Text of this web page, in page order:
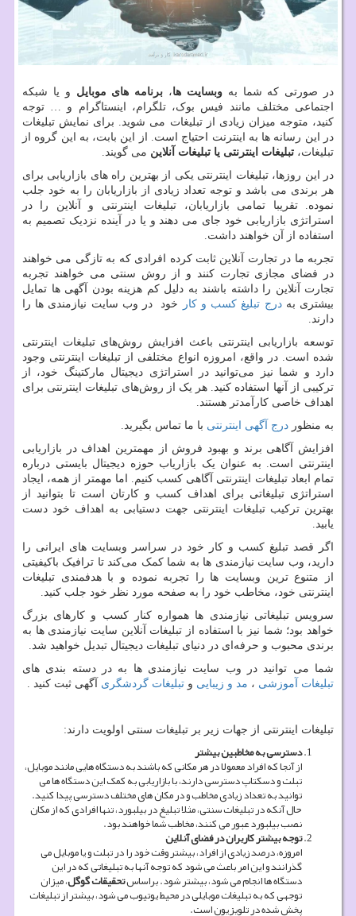
در صورتی که شما بهوبسایت ها، برنامه های موبایل و یا شبکه
اجتماعی مختلف مانند فیس بوک، تلگرام، اینستاگرام و … توجه
کنید، متوجه میزان زیادی از تبلیغات می شوید. برای نمایش تبلیغات
در این رسانه ها به اینترنت احتیاج است. از این بابت، به این گروه از
تبلیغات، تبلیغات اینترنتی یا تبلیغات آنلاین می گویند.
در این روزها، تبلیغات اینترنتی یکی از بهترین راه های بازاریابی برای
هر برندی می باشد و توجه تعداد زیادی از بازاریابان را به خود جلب
نموده. تقریبا تمامی بازاریابان، تبلیغات اینترنتی و آنلاین را در
استراتژی بازاریابی خود جای می دهند و یا در آینده نزدیک تصمیم به
استفاده از آن خواهند داشت.
تجربه ما در تجارت آنلاین ثابت کرده افرادی که به تازگی می خواهند
در فضای مجازی تجارت کنند و از روش سنتی می خواهند تجربه
تجارت آنلاین را داشته باشند به دلیل کم هزینه بودن آگهی ها تمایل
بیشتری بهدرج تبلیغ کسب و کار
خود در وب سایت نیازمندی ها را
دارند.
توسعه بازاریابی اینترنتی باعث افزایش روش‌های تبلیغات اینترنتی
شده است. در واقع، امروزه انواع مختلفی از تبلیغات اینترنتی وجود
دارد و شما نیز می‌توانید در استراتژی دیجیتال مارکتینگ خود، از
ترکیبی از آنها استفاده کنید. هر یک از روش‌های تبلیغات اینترنتی برای
اهداف خاصی کارآمدتر هستند.
به منظور درج آگهی اینترنتی با ما تماس بگیرید.
افزایش آگاهی برند و بهبود فروش از مهمترین اهداف در بازاریابی
اینترنتی است. به عنوان یک بازاریاب حوزه دیجیتال بایستی درباره
تمام ابعاد تبلیغات اینترنتی آگاهی کسب کنیم. اما مهمتر از همه، ایجاد
استراتژی تبلیغاتی برای اهداف کسب و کارتان است تا بتوانید از
بهترین ترکیب تبلیغات اینترنتی جهت دستیابی به اهداف خود دست
یابید.
اگر قصد تبلیغ کسب ‌و کار خود در سراسر وبسایت های ایرانی را
دارید، وب سایت نیازمندی ها به شما کمک می‌کند تا ترافیک باکیفیتی
از متنوع ترین وبسایت ها را تجربه نموده و با هدفمندی تبلیغات
اینترنتی خود، مخاطب خود را به صفحه مورد نظر خود جلب کنید.
سرویس تبلیغاتی نیازمندی ها همواره کنار کسب و کارهای بزرگ
خواهد بود؛ شما نیز با استفاده از تبلیغات آنلاین سایت نیازمندی ها به
برندی محبوب و حرفه‌ای در دنیای تبلیغات دیجیتال تبدیل خواهید شد.
شما می توانید در وب سایت نیازمندی ها به در دسته بندی های
تبلیغات آموزشی ، مد و زیبایی و تبلیغات گردشگری آگهی ثبت کنید .
تبلیغات اینترنتی از جهات زیر بر تبلیغات سنتی اولویت دارند:
دسترسی به مخاطبین بیشتر
از آنجا که افراد معمولا در هر مکانی که باشند به دستگاه هایی مانند موبایل،
تبلت و دسکتاپ دسترسی دارند، با بازاریابی به کمک این دستگاه ها می
توانید به تعداد زیادی مخاطب و در مکان های مختلف دسترسی پیدا کنید.
حال آنکه در تبلیغات سنتی، مثلا تبلیغ در بیلبورد، تنها افرادی که از مکان
نصب بیلبورد عبور می کنند، مخاطب شما خواهند بود.
توجه بیشتر کاربران در فضای آنلاین
امروزه، درصد زیادی از افراد، بیشتر وقت خود را در تبلت و یا موبایل می
گذرانند و این امر باعث می شود که توجه آنها به تبلیغاتی که در این
دستگاه ها انجام می شود، بیشتر شود. براساستحقیقات گوگل، میزان
توجهی که به تبلیغات موبایلی در محیط یوتیوب می شود، بیشتر از تبلیغات
پخش شده در تلویزیون است.